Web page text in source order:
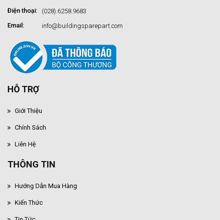
Điện thoại:
(028).6258.9683
Email:
info@buildingsparepart.com
HỖ TRỢ
Giới Thiệu
Chính Sách
Liên Hệ
THÔNG TIN
Hướng Dẫn Mua Hàng
Kiến Thức